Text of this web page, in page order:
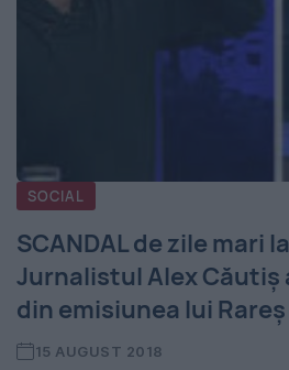
SOCIAL
SCANDAL de zile mari
Jurnalistul Alex Căutiș
din emisiunea lui
15 AUGUST 2018